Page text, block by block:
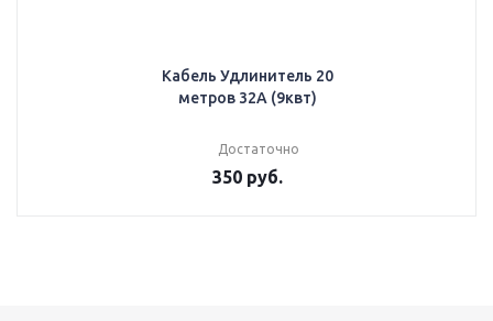
Кабель Удлинитель 20
метров 32A (9квт)
Достаточно
350руб.